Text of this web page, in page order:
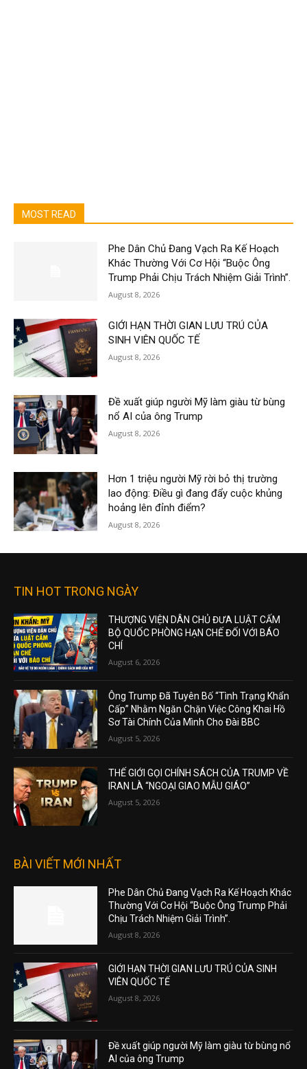
MOST READ
Phe Dân Chủ Đang Vạch Ra Kế Hoạch
Khác Thường Với Cơ Hội “Buộc Ông
Trump Phải Chịu Trách Nhiệm Giải Trình”.
August 8, 2026
GIỚI HẠN THỜI GIAN LƯU TRÚ CỦA
SINH VIÊN QUỐC TẾ
August 8, 2026
Đề xuất giúp người Mỹ làm giàu từ bùng
nổ AI của ông Trump
August 8, 2026
Hơn 1 triệu người Mỹ rời bỏ thị trường
lao động: Điều gì đang đẩy cuộc khủng
hoảng lên đỉnh điểm?
August 8, 2026
TIN HOT TRONG NGÀY
THƯỢNG VIỆN DÂN CHỦ ĐƯA LUẬT CẤM
BỘ QUỐC PHÒNG HẠN CHẾ ĐỐI VỚI BÁO
CHÍ
August 6, 2026
Ông Trump Đã Tuyên Bố “Tình Trạng Khẩn
Cấp” Nhằm Ngăn Chặn Việc Công Khai Hồ
Sơ Tài Chính Của Mình Cho Đài BBC
August 5, 2026
THẾ GIỚI GỌI CHÍNH SÁCH CỦA TRUMP VỀ
IRAN LÀ “NGOẠI GIAO MẪU GIÁO”
August 5, 2026
BÀI VIẾT MỚI NHẤT
Phe Dân Chủ Đang Vạch Ra Kế Hoạch Khác
Thường Với Cơ Hội “Buộc Ông Trump Phải
Chịu Trách Nhiệm Giải Trình”.
August 8, 2026
GIỚI HẠN THỜI GIAN LƯU TRÚ CỦA SINH
VIÊN QUỐC TẾ
August 8, 2026
Đề xuất giúp người Mỹ làm giàu từ bùng nổ
AI của ông Trump